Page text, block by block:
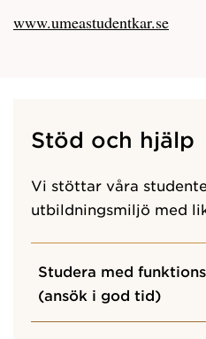
www.umeastudentkar.se
Stöd och hjälp
Vi stöttar våra
utbildningsmiljö med
Studera med
(ansök i god tid)